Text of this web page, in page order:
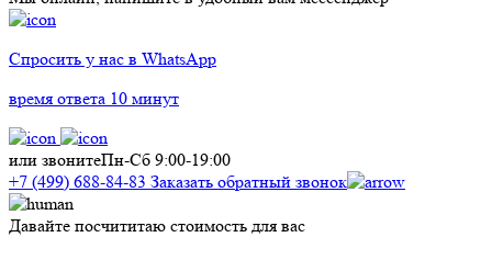
Спросить у нас в WhatsApp
время ответа 10 минут
или звонитеПн-Сб 9:00-19:00
+7 (499) 688-84-83 Заказать обратный звонок
Давайте посчититаю стоимость для вас